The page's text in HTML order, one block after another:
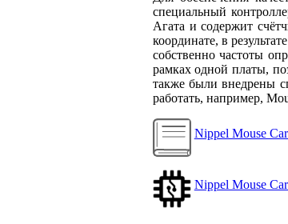
специальный
Агата и содержит
координате, в
собственно частоты
рамках одной платы,
также были внедрены
работать, например,
Nippel Mouse
Nippel Mouse